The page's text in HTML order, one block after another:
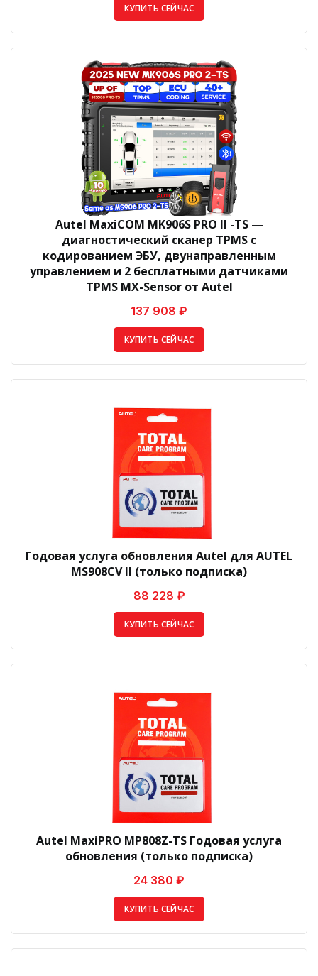
КУПИТЬ СЕЙЧАС
Autel MaxiCOM MK906S PRO II -TS —
диагностический сканер TPMS с
кодированием ЭБУ, двунаправленным
управлением и 2 бесплатными датчиками
TPMS MX-Sensor от Autel
137 908 ₽
КУПИТЬ СЕЙЧАС
Годовая услуга обновления Autel для AUTEL
MS908CV II (только подписка)
88 228 ₽
КУПИТЬ СЕЙЧАС
Autel MaxiPRO MP808Z-TS Годовая услуга
обновления (только подписка)
24 380 ₽
КУПИТЬ СЕЙЧАС